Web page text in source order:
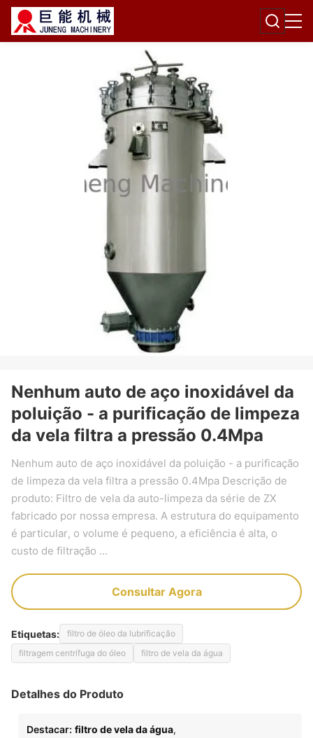
Nenhum auto de aço inoxidável da
poluição - a purificação de limpeza
da vela filtra a pressão 0.4Mpa
Nenhum auto de aço inoxidável da poluição - a purificação
de limpeza da vela filtra a pressão 0.4Mpa Descrição de
produto: Filtro de vela da auto-limpeza da série de ZX
fabricado por nossa empresa. A estrutura do equipamento
é particular, o volume é pequeno, a eficiência é alta, o
custo de filtração ...
Consultar Agora
Etiquetas:
filtro de óleo da lubrificação
filtragem centrífuga do óleo
filtro de vela da água
Detalhes do Produto
Destacar: filtro de vela da água,